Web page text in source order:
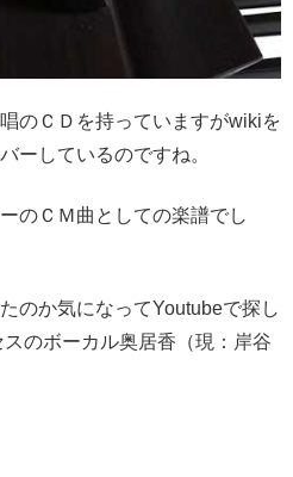
のＣＤを持っていますがwikiを
ーしているのですね。
のＣＭ曲としての楽譜でし
のか気になってYoutubeで探し
のボーカル奥居香（現：岸谷